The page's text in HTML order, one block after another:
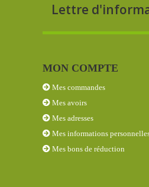
Lettre
MON COMPTE
Mes commandes
Mes avoirs
Mes adresses
Mes informations
Mes bons de réduction